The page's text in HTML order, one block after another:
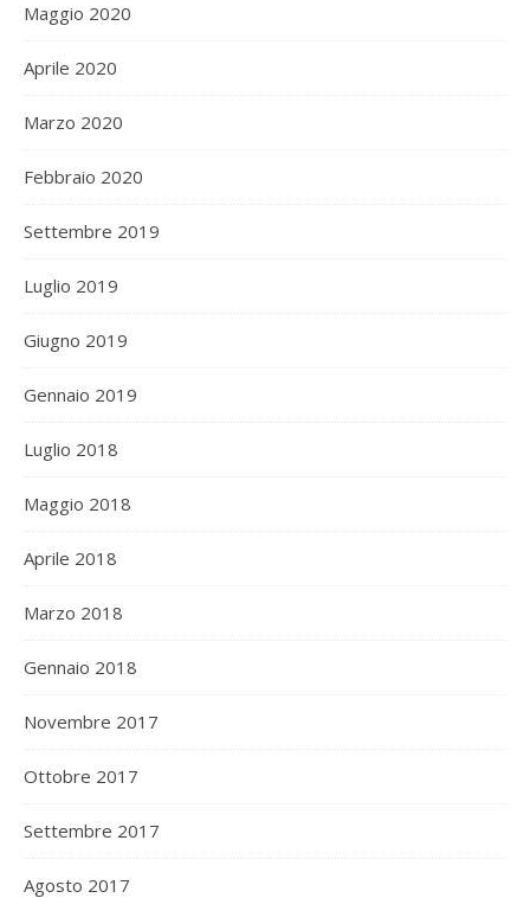
Maggio 2020
Aprile 2020
Marzo 2020
Febbraio 2020
Settembre 2019
Luglio 2019
Giugno 2019
Gennaio 2019
Luglio 2018
Maggio 2018
Aprile 2018
Marzo 2018
Gennaio 2018
Novembre 2017
Ottobre 2017
Settembre 2017
Agosto 2017